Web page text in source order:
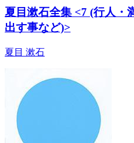
夏目漱石全集 <7 (行人・
出す事など)>
夏目 漱石